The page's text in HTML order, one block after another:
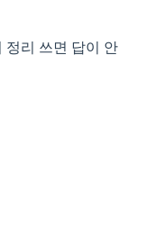
정리 쓰면 답이 안